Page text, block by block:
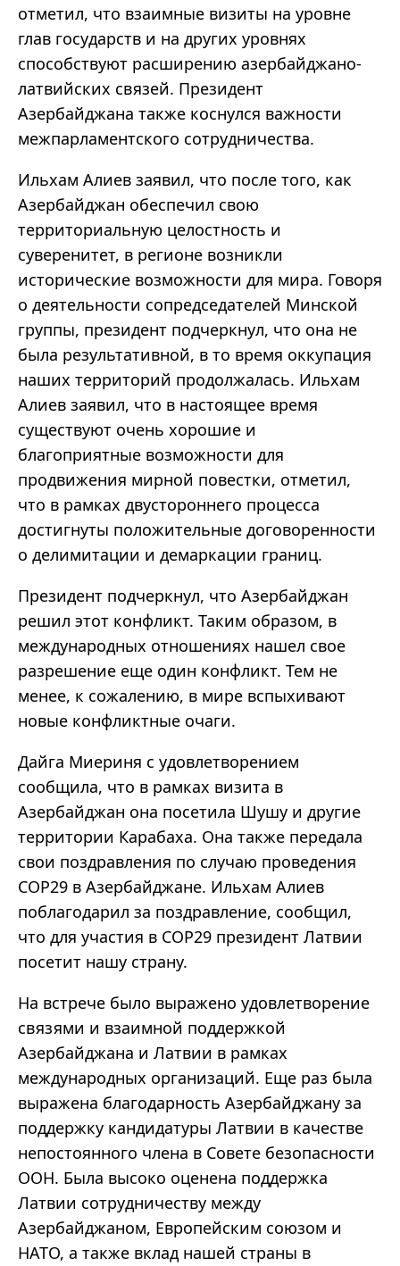
отметил, что взаимные визиты на уровне
глав государств и на других уровнях
способствуют расширению азербайджано-
латвийских связей. Президент
Азербайджана также коснулся важности
межпарламентского сотрудничества.
Ильхам Алиев заявил, что после того, как
Азербайджан обеспечил свою
территориальную целостность и
суверенитет, в регионе возникли
исторические возможности для мира. Говоря
о деятельности сопредседателей Минской
группы, президент подчеркнул, что она не
была результативной, в то время оккупация
наших территорий продолжалась. Ильхам
Алиев заявил, что в настоящее время
существуют очень хорошие и
благоприятные возможности для
продвижения мирной повестки, отметил,
что в рамках двустороннего процесса
достигнуты положительные договоренности
о делимитации и демаркации границ.
Президент подчеркнул, что Азербайджан
решил этот конфликт. Таким образом, в
международных отношениях нашел свое
разрешение еще один конфликт. Тем не
менее, к сожалению, в мире вспыхивают
новые конфликтные очаги.
Дайга Миериня с удовлетворением
сообщила, что в рамках визита в
Азербайджан она посетила Шушу и другие
территории Карабаха. Она также передала
свои поздравления по случаю проведения
COP29 в Азербайджане. Ильхам Алиев
поблагодарил за поздравление, сообщил,
что для участия в COP29 президент Латвии
посетит нашу страну.
На встрече было выражено удовлетворение
связями и взаимной поддержкой
Азербайджана и Латвии в рамках
международных организаций. Еще раз была
выражена благодарность Азербайджану за
поддержку кандидатуры Латвии в качестве
непостоянного члена в Совете безопасности
ООН. Была высоко оценена поддержка
Латвии сотрудничеству между
Азербайджаном, Европейским союзом и
НАТО, а также вклад нашей страны в